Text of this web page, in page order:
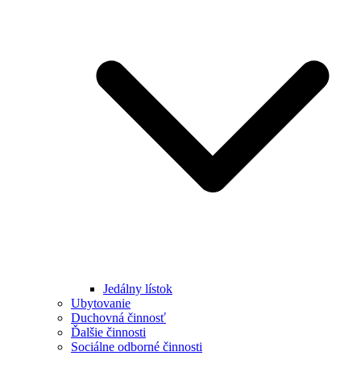
Jedálny lístok
Ubytovanie
Duchovná činnosť
Ďalšie činnosti
Sociálne odborné činnosti